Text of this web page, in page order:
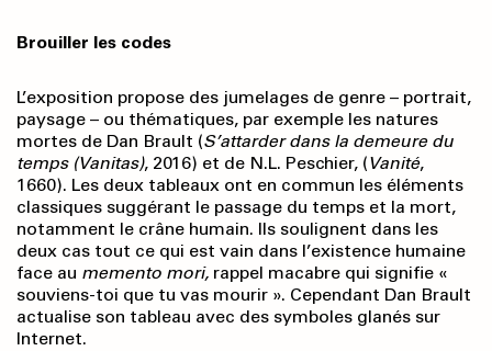
Brouiller les codes
L’exposition propose des jumelages de genre – portrait,
paysage – ou thématiques, par exemple les natures
mortes de Dan Brault (S’attarder dans la demeure du
temps (Vanitas), 2016) et de N.L. Peschier, (Vanité,
1660). Les deux tableaux ont en commun les éléments
classiques suggérant le passage du temps et la mort,
notamment le crâne humain. Ils soulignent dans les
deux cas tout ce qui est vain dans l’existence humaine
face au memento mori, rappel macabre qui signifie «
souviens-toi que tu vas mourir ». Cependant Dan Brault
actualise son tableau avec des symboles glanés sur
Internet.